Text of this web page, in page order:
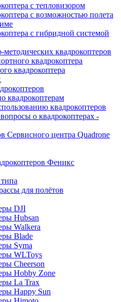
с тепловизором
с возможностью полета
с гибридной системой
методических квадрокоптеров
квадрокоптера
квадрокоптера
квадрокоптерам
квадрокоптеров
о квадрокоптерах -
Сервисного центра Quadrone
Феникс
для полётов
DJI
Hubsan
Walkera
Blade
Syma
WLToys
Cheerson
Hobby Zone
La Trax
Happy Sun